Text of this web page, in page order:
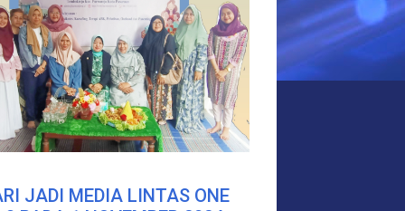
JADI MEDIA LINTAS ONE